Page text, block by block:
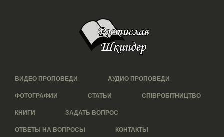
ВИДЕО ПРОПОВЕДИ АУДИО ПРОПОВЕДИ
ФОТОГРАФИИ СТАТЬИ СПІВРОБІТНИЦТВО
КНИГИ ЗАДАТЬ ВОПРОС
ОТВЕТЫ НА ВОПРОСЫ КОНТАКТЫ